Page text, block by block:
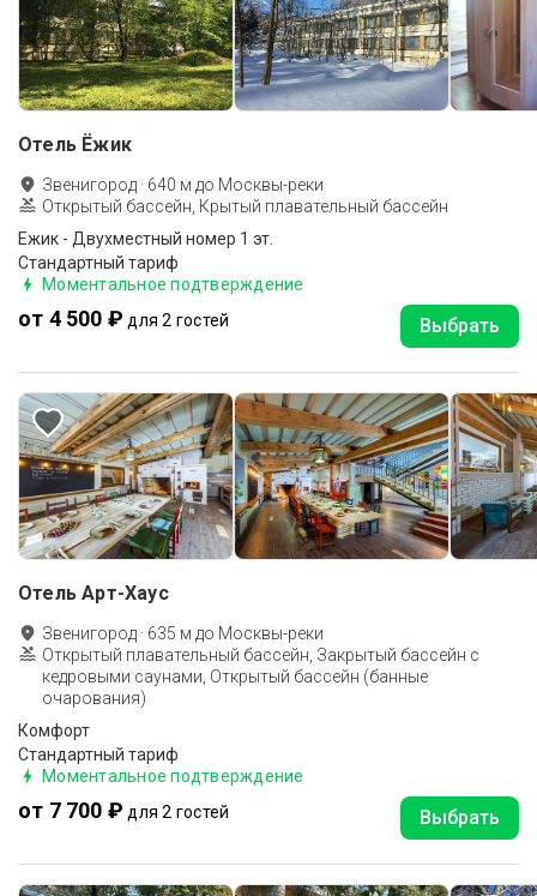
Отель Ёжик
Звенигород · 640 м до Москвы-реки
Открытый бассейн, Крытый плавательный бассейн
Ежик - Двухместный номер 1 эт.
Стандартный тариф
Моментальное подтверждение
от 4 500 ₽ для 2 гостей Выбрать
Отель Арт-Хаус
Звенигород · 635 м до Москвы-реки
Открытый плавательный бассейн, Закрытый бассейн с
кедровыми саунами, Открытый бассейн (банные
очарования)
Комфорт
Стандартный тариф
Моментальное подтверждение
от 7 700 ₽ для 2 гостей Выбрать